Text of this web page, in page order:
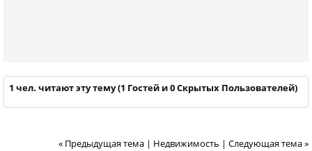
1 чел. читают эту тему (1 Гостей и 0 Скрытых Пользователей)
« Предыдущая тема | Недвижимость | Следующая тема »